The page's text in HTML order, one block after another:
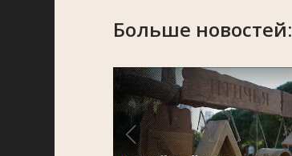
Больше новостей: